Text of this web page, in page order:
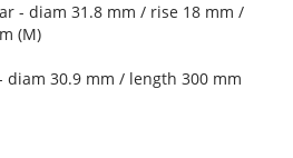
- diam 31.8 mm / rise 18 mm /
(M)
diam 30.9 mm / length 300 mm